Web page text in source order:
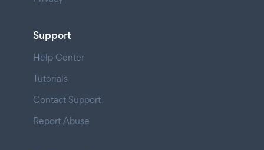
Support
Help Center
Tutorials
Contact Support
Report Abuse